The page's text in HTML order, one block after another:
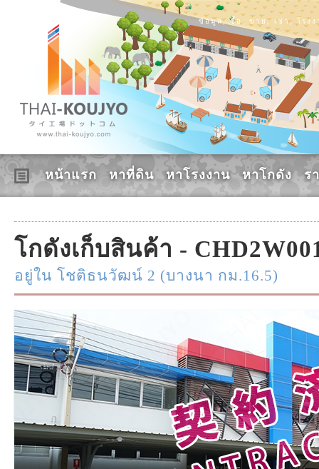
ข้อมูล, ซื้อ, ขาย, เช่า, โรง
หน้าแรก หาที่ดิน หาโรงงาน หาโกดัง ร
โกดังเก็บสินค้า -
อยู่ใน โชติธนวัฒน์ 2 (บางนา กม.16.5)